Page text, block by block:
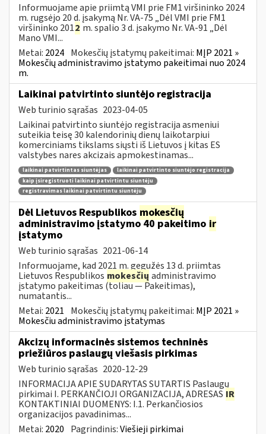
Informuojame apie priimtą VMI prie FM1 viršininko 2024
m. rugsėjo 20 d. įsakymą Nr. VA-75 „Dėl VMI prie FM1
viršininko 2012 m. spalio 3 d. įsakymo Nr. VA-91 „Dėl
Mano VMI...
Metai: 2024 Mokesčių įstatymų pakeitimai: MĮP 2021 »
Mokesčių administravimo įstatymo pakeitimai nuo 2024
m.
Laikinai patvirtinto siuntėjo registracija
Web turinio sąrašas 2023-04-05
Laikinai patvirtinto siuntėjo registracija asmeniui
suteikia teisę 30 kalendorinių dienų laikotarpiui
komerciniams tikslams siųsti iš Lietuvos į kitas ES
valstybes nares akcizais apmokestinamas...
laikinai patvirtintas siuntėjas
laikinai patvirtinto siuntėjo registracija
kaip įsiregistruoti laikinai patvirtintu siuntėju
registravimas laikinai patvirtintu siuntėju
Dėl Lietuvos Respublikos mokesčių
administravimo įstatymo 40 pakeitimo ir
įstatymo
Web turinio sąrašas 2021-06-14
Informuojame, kad 2021 m. gegužės 13 d. priimtas
Lietuvos Respublikos mokesčių administravimo
įstatymo pakeitimas (toliau — Pakeitimas),
numatantis...
Metai: 2021 Mokesčių įstatymų pakeitimai: MĮP 2021 »
Mokesčiu administravimo įstatymas
Akcizų informacinės sistemos techninės
priežiūros paslaugų viešasis pirkimas
Web turinio sąrašas 2020-12-29
INFORMACIJA APIE SUDARYTAS SUTARTIS Paslaugų
pirkimai I. PERKANČIOJI ORGANIZACIJA, ADRESAS IR
KONTAKTINIAI DUOMENYS: I.1. Perkančiosios
organizacijos pavadinimas...
Metai: 2020 Pagrindinis:Viešieji pirkimai